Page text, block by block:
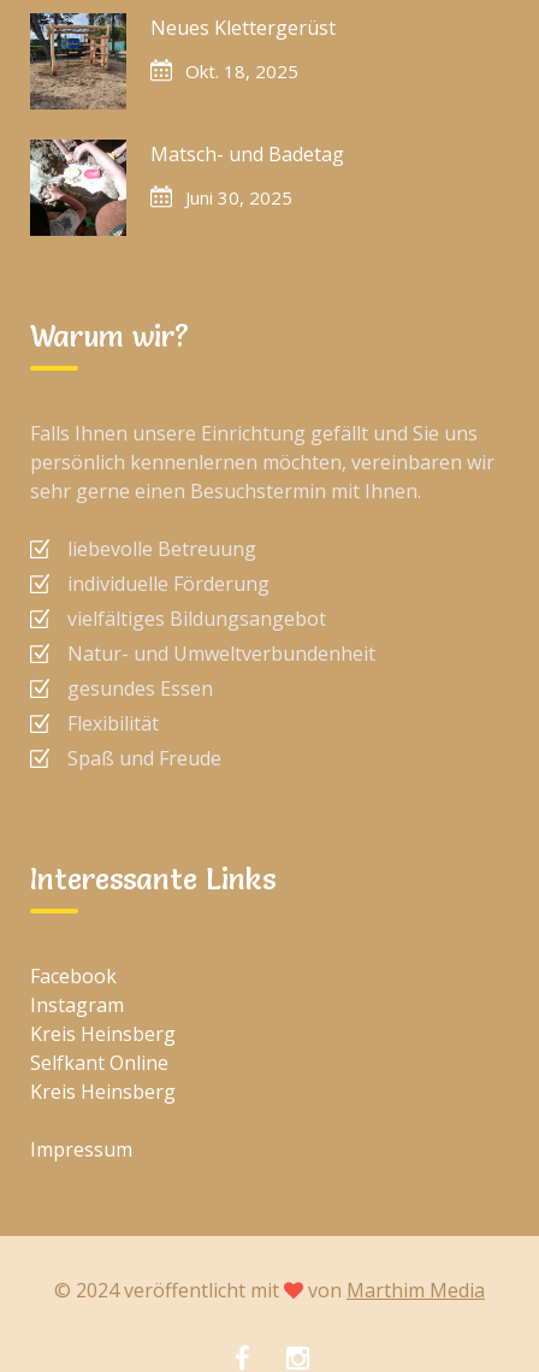
Neues Klettergerüst
Okt. 18, 2025
Matsch- und Badetag
Juni 30, 2025
Warum wir?
Falls Ihnen unsere Einrichtung gefällt und Sie uns
persönlich kennenlernen möchten, vereinbaren wir
sehr gerne einen Besuchstermin mit Ihnen.
liebevolle Betreuung
individuelle Förderung
vielfältiges Bildungsangebot
Natur- und Umweltverbundenheit
gesundes Essen
Flexibilität
Spaß und Freude
Interessante Links
Facebook
Instagram
Kreis Heinsberg
Selfkant Online
Kreis Heinsberg
Impressum
© 2024 veröffentlicht mit von Marthim Media